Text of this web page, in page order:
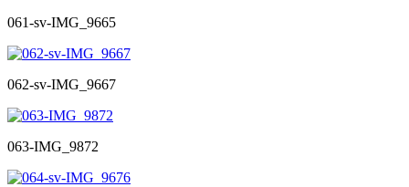
061-sv-IMG_9665
062-sv-IMG_9667
063-IMG_9872